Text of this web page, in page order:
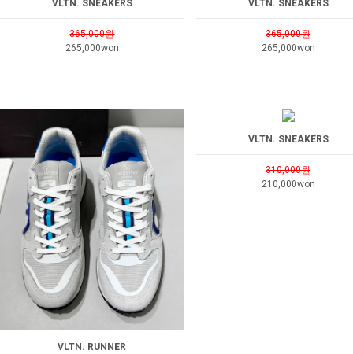
VLTN. SNEAKERS
365,000원
265,000won
VLTN. SNEAKERS
365,000원
265,000won
VLTN. RUNNER
VLTN. SNEAKERS
310,000원
210,000won